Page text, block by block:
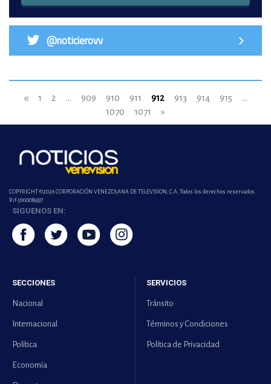
@noticierovv
« 1 2 ... 909 910 911 912 913 914 915
...
1070
1071 »
COPYRIGHT ©2026 CORPORACIÓN VENEZOLANA DE TELEVISION, C.A. Todos los derechos reservados.
Rif-j000089337
SIGUENOS EN:
SECCIONES
Nacional
Internacional
Política
Economía
SERVICIOS
Tránsito
Términos y Condiciones
Política de Privacidad